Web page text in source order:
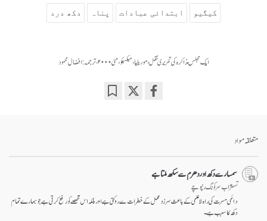
کیگیو ابتدائی عبادات پناہ دکھ درد
ایک مجلس مذاکرہ کی تحریری نقل، موریلیا، میکسیکو، مئی ۲۰۰۰، ترجمہ: افضال محمود
متعلقہ مواد
سمسار سے دکھ اور دھرم سے سکھ ملتا ہے
تسنژاب سرکونگ رنپوچے
دائمی مسرت کی راہ لاعلمی کے باعث سرزد عمل کے خطرات سے روکتی ہے اور بلکہ اس مخمصے کو رفع کرتی ہے جو ہمارے تمام
دکھ کا سبب ہے۔